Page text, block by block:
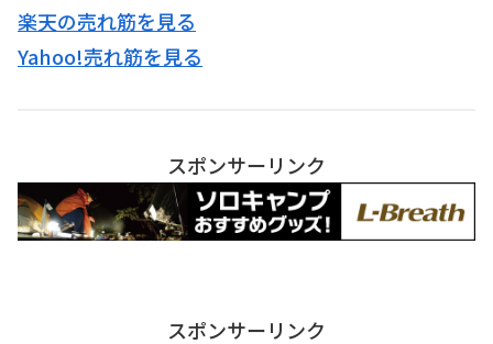
楽天の売れ筋を見る
Yahoo!売れ筋を見る
スポンサーリンク
スポンサーリンク